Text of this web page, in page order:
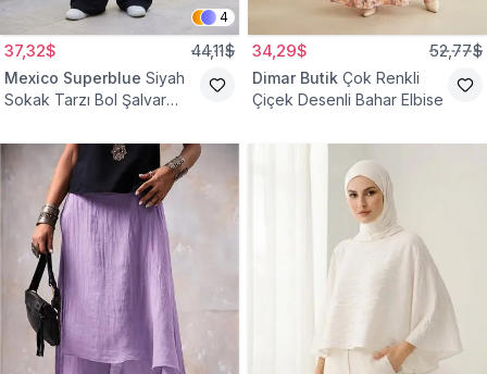
4
37,32$ 44,11$
Mexico Superblue Siyah
Sokak Tarzı Bol Şalvar
34,29$ 52,77$
Dimar Butik Çok Renkli
Çiçek Desenli Bahar Elbise